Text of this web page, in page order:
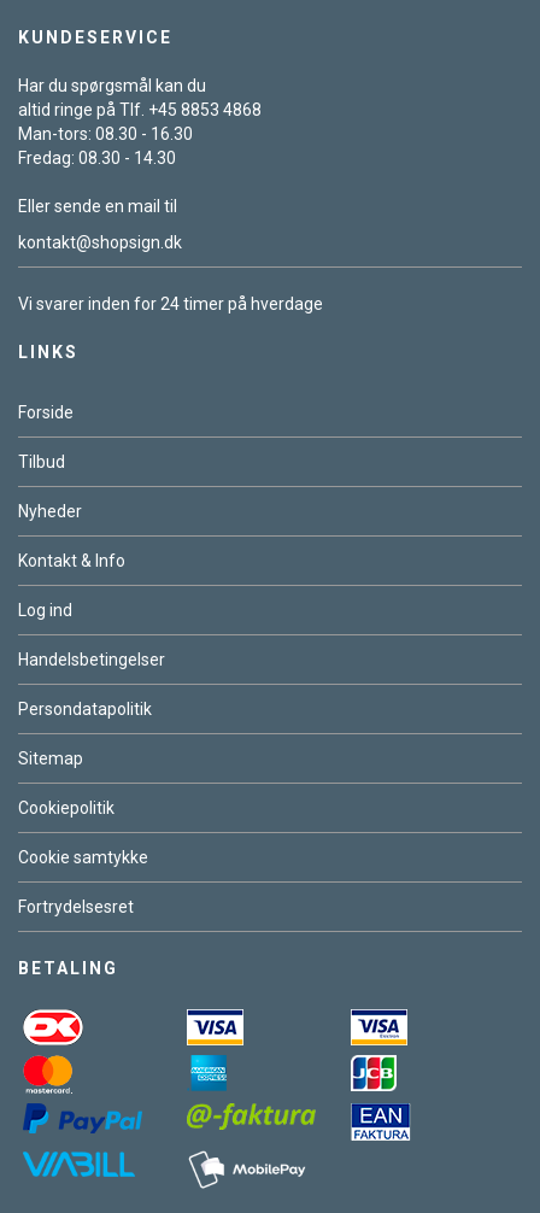
KUNDESERVICE
Har du spørgsmål kan du
altid ringe på Tlf. +45 8853 4868
Man-tors: 08.30 - 16.30
Fredag: 08.30 - 14.30
Eller sende en mail til
kontakt@shopsign.dk
Vi svarer inden for 24 timer på hverdage
LINKS
Forside
Tilbud
Nyheder
Kontakt & Info
Log ind
Handelsbetingelser
Persondatapolitik
Sitemap
Cookiepolitik
Cookie samtykke
Fortrydelsesret
BETALING